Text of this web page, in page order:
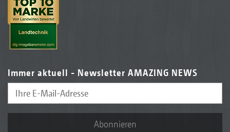
Immer aktuell - Newsletter AMAZING NEWS
Abonnieren